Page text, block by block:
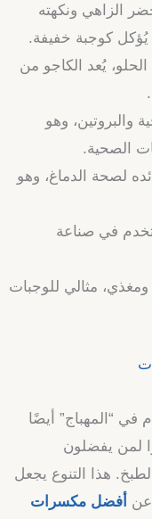
الزاهي ونكهته
يُؤكل كوجبة خفيفة.
يُعد الكاجو من
والبروتين، وهو
الصحية.
لصحة الدماغ، وهو
في صناعة
مثالي للوجبات
في “المهباج” أيضًا
لمن يفضلون
هذا التنوع يجعل
عن أفضل مكسرات